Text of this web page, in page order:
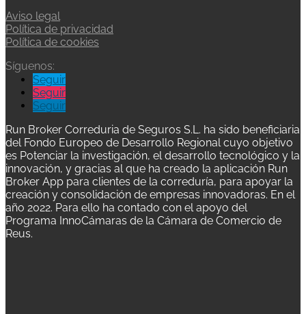
Aviso legal
Política de privacidad
Política de cookies
Síguenos:
Seguir
Seguir
Seguir
Run Broker Correduria de Seguros S.L. ha sido beneficiaria
del Fondo Europeo de Desarrollo Regional cuyo objetivo
es Potenciar la investigación, el desarrollo tecnológico y la
innovación, y gracias al que ha creado la aplicación Run
Broker App para clientes de la correduría, para apoyar la
creación y consolidación de empresas innovadoras. En el
año 2022. Para ello ha contado con el apoyo del
Programa InnoCámaras de la Cámara de Comercio de
Reus.